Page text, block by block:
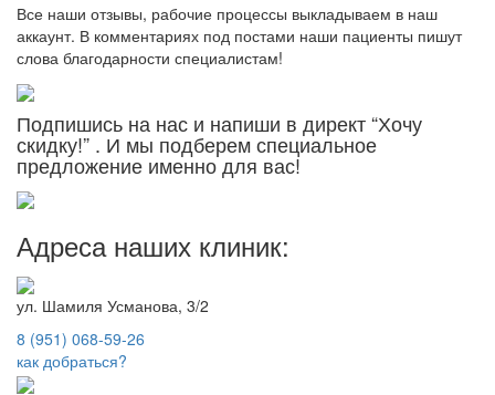
Все наши отзывы, рабочие процессы выкладываем в наш
аккаунт. В комментариях под постами наши пациенты пишут
слова благодарности специалистам!
Подпишись на нас и напиши в директ “Хочу
скидку!” . И мы подберем специальное
предложение именно для вас!
Адреса наших клиник:
ул. Шамиля Усманова, 3/2
8 (951) 068-59-26
как добраться?